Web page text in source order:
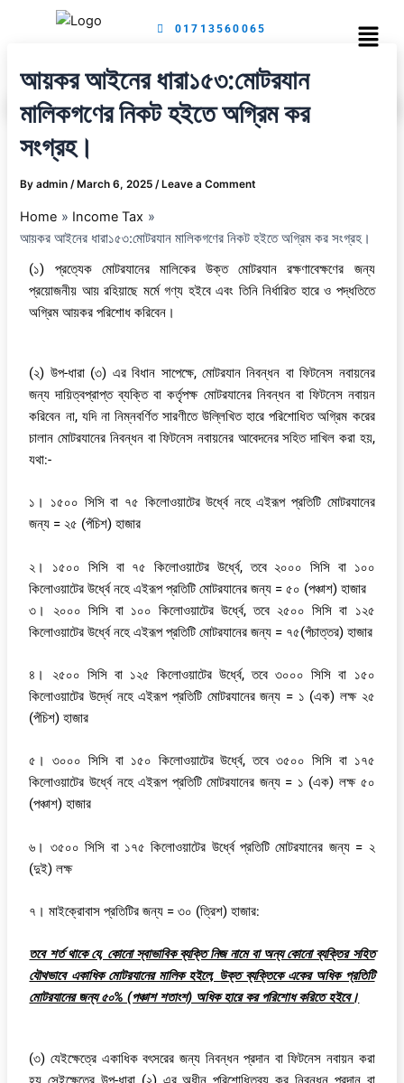
01713560065 Menu
আয়কর আইনের ধারা১৫৩:মোটরযান
মালিকগণের নিকট হইতে অগ্রিম কর
সংগ্রহ।
Byadmin /March 6, 2025 /Leave a Comment
Home
Income Tax
আয়কর আইনের ধারা১৫৩:মোটরযান মালিকগণের নিকট হইতে অগ্রিম কর সংগ্রহ।
(১) প্রত্যেক মোটরযানের মালিকের উক্ত মোটরযান রক্ষণাবেক্ষণের জন্য
প্রয়োজনীয় আয় রহিয়াছে মর্মে গণ্য হইবে এবং তিনি নির্ধারিত হারে ও পদ্ধতিতে
অগ্রিম আয়কর পরিশোধ করিবেন।
(২) উপ-ধারা (৩) এর বিধান সাপেক্ষে, মোটরযান নিবন্ধন বা ফিটনেস নবায়নের
জন্য দায়িত্বপ্রাপ্ত ব্যক্তি বা কর্তৃপক্ষ মোটরযানের নিবন্ধন বা ফিটনেস নবায়ন
করিবেন না, যদি না নিম্নবর্ণিত সারণীতে উল্লিখিত হারে পরিশোধিত অগ্রিম করের
চালান মোটরযানের নিবন্ধন বা ফিটনেস নবায়নের আবেদনের সহিত দাখিল করা হয়,
যথা:-
১। ১৫০০ সিসি বা ৭৫ কিলোওয়াটের উর্ধ্বে নহে এইরূপ প্রতিটি মোটরযানের
জন্য = ২৫ (পঁচিশ) হাজার
২। ১৫০০ সিসি বা ৭৫ কিলোওয়াটের উর্ধ্বে, তবে ২০০০ সিসি বা ১০০
কিলোওয়াটের উর্ধ্বে নহে এইরূপ প্রতিটি মোটরযানের জন্য = ৫০ (পঞ্চাশ) হাজার
৩। ২০০০ সিসি বা ১০০ কিলোওয়াটের উর্ধ্বে, তবে ২৫০০ সিসি বা ১২৫
কিলোওয়াটের উর্ধ্বে নহে এইরূপ প্রতিটি মোটরযানের জন্য = ৭৫(পঁচাত্তর) হাজার
৪। ২৫০০ সিসি বা ১২৫ কিলোওয়াটের উর্ধ্বে, তবে ৩০০০ সিসি বা ১৫০
কিলোওয়াটের উর্দ্ধে নহে এইরূপ প্রতিটি মোটরযানের জন্য = ১ (এক) লক্ষ ২৫
(পঁচিশ) হাজার
৫। ৩০০০ সিসি বা ১৫০ কিলোওয়াটের উর্ধ্বে, তবে ৩৫০০ সিসি বা ১৭৫
কিলোওয়াটের উর্ধ্বে নহে এইরূপ প্রতিটি মোটরযানের জন্য = ১ (এক) লক্ষ ৫০
(পঞ্চাশ) হাজার
৬। ৩৫০০ সিসি বা ১৭৫ কিলোওয়াটের উর্ধ্বে প্রতিটি মোটরযানের জন্য = ২
(দুই) লক্ষ
৭। মাইক্রোবাস প্রতিটির জন্য = ৩০ (ত্রিশ) হাজার:
তবে শর্ত থাকে যে, কোনো স্বাভাবিক ব্যক্তি নিজ নামে বা অন্য কোনো ব্যক্তির সহিত
যৌথভাবে একাধিক মোটরযানের মালিক হইলে, উক্ত ব্যক্তিকে একের অধিক প্রতিটি
মোটরযানের জন্য ৫০% (পঞ্চাশ শতাংশ) অধিক হারে কর পরিশোধ করিতে হইবে।
(৩) যেইক্ষেত্রে একাধিক বৎসরের জন্য নিবন্ধন প্রদান বা ফিটনেস নবায়ন করা